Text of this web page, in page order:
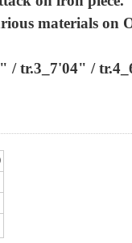
materials on
/ tr.3_7'04" /